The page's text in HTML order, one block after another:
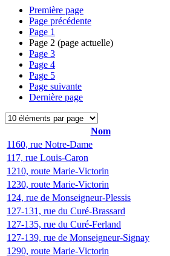
Première page
Page précédente
Page 1
Page 2 (page actuelle)
Page 3
Page 4
Page 5
Page suivante
Dernière page
Nom
1160, rue Notre-Dame
117, rue Louis-Caron
1210, route Marie-Victorin
1230, route Marie-Victorin
124, rue de Monseigneur-Plessis
127-131, rue du Curé-Brassard
127-135, rue du Curé-Ferland
127-139, rue de Monseigneur-Signay
1290, route Marie-Victorin